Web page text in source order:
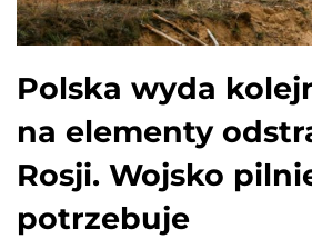
Polska wyda
na elementy
Rosji. Wojsko
potrzebuje